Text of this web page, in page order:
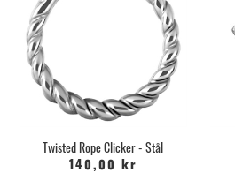
Twisted Rope Clicker - Stål
140,00 kr